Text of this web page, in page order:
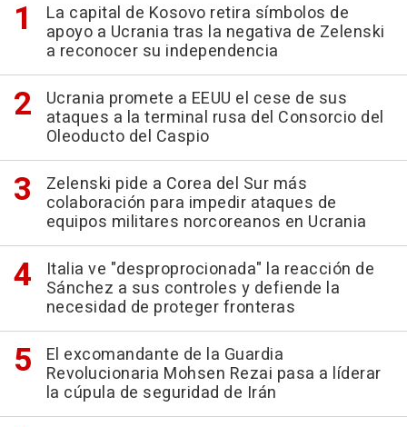
La capital de Kosovo retira símbolos de
apoyo a Ucrania tras la negativa de Zelenski
a reconocer su independencia
Ucrania promete a EEUU el cese de sus
ataques a la terminal rusa del Consorcio del
Oleoducto del Caspio
Zelenski pide a Corea del Sur más
colaboración para impedir ataques de
equipos militares norcoreanos en Ucrania
Italia ve "desproprocionada" la reacción de
Sánchez a sus controles y defiende la
necesidad de proteger fronteras
El excomandante de la Guardia
Revolucionaria Mohsen Rezai pasa a líderar
la cúpula de seguridad de Irán